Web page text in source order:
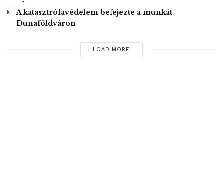
A katasztrófavédelem befejezte a munkát
Dunaföldváron
LOAD MORE